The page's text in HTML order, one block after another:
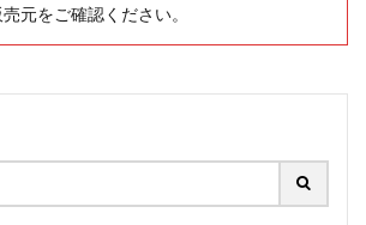
元をご確認ください。